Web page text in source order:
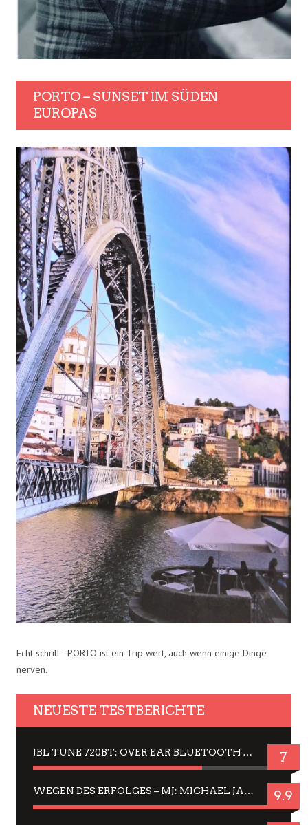
PORTO – SUNSET IM SÜDEN
EUROPAS
Echt schrill - PORTO ist ein Trip wert, auch wenn einige Dinge
nerven.
NEUESTE TESTBERICHTE
JBL TUNE 720BT: OVER EAR BLUETOOTH KOPFHÖRER UM DIE 50,-€ IM DAUER-TEST 7
WEGEN DES ERFOLGES – MJ: MICHAEL JACKSON MUSICAL IN EINER MATINEE SEHEN 9.9